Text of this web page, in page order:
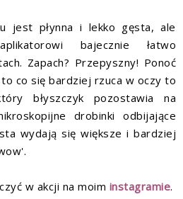
jest płynna i lekko gęsta, ale
bajecznie łatwo
Zapach? Przepyszny! Ponoć
co się bardziej rzuca w oczy to
błyszczyk pozostawia na
drobinki odbijające
wydają się większe i bardziej
w akcji na moim instagramie.